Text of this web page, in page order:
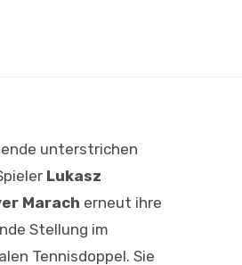
unterstrichen
Lukasz
Marach erneut ihre
Stellung im
Tennisdoppel. Sie